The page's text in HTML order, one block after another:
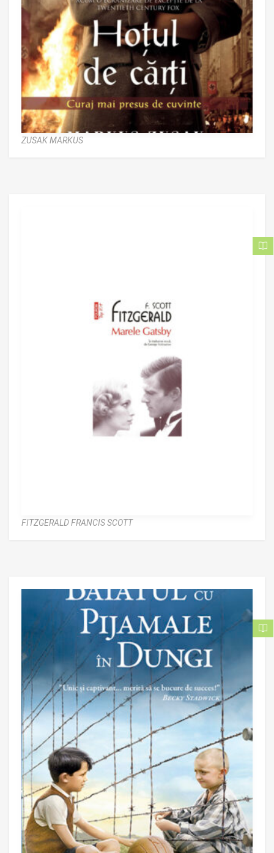
ZUSAK MARKUS
FITZGERALD FRANCIS SCOTT